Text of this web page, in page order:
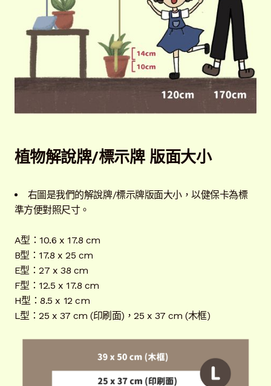
植物解說牌/標示牌 版面大小
右圖是我們的解說牌/標示牌版面大小，以健保卡為標
準方便對照尺寸。
A型：10.6 x 17.8 cm
B型：17.8 x 25 cm
E型：27 x 38 cm
F型：12.5 x 17.8 cm
H型：8.5 x 12 cm
L型：25 x 37 cm (印刷面)，25 x 37 cm (木框)